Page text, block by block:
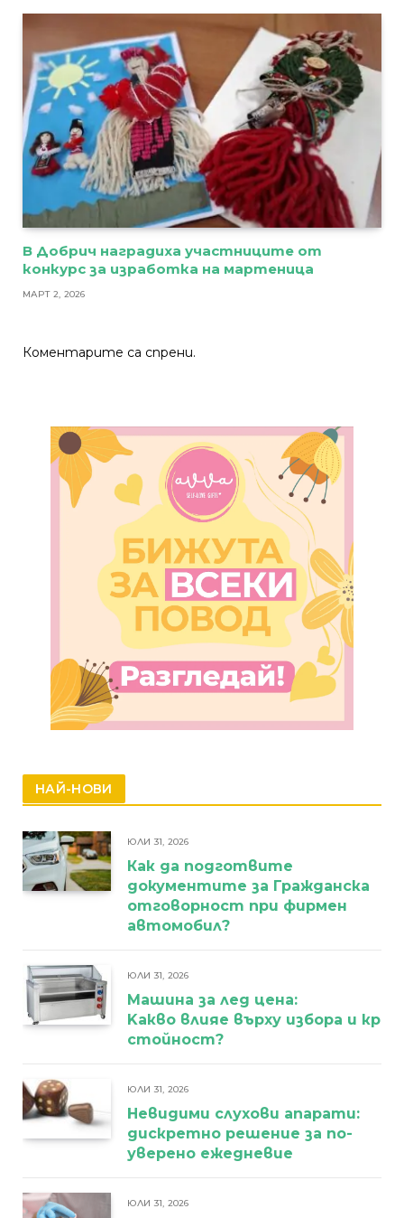
В Добрич наградиха участниците от
конкурс за изработка на мартеница
МАРТ 2, 2026
Коментарите са спрени.
НАЙ-НОВИ
ЮЛИ 31, 2026
Как да подготвите
документите за Гражданска
отговорност при фирмен
автомобил?
ЮЛИ 31, 2026
Машина за лед цена:
Kакво влияе върху избора и
стойност?
ЮЛИ 31, 2026
Невидими слухови апарати:
дискретно решение за по-
уверено ежедневие
ЮЛИ 31, 2026